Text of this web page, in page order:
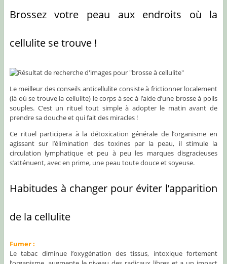
Brossez votre peau aux endroits où la
cellulite se trouve !
Le meilleur des conseils anticellulite consiste à frictionner localement
(là où se trouve la cellulite) le corps à sec à l’aide d’une brosse à poils
souples. C’est un rituel tout simple à adopter le matin avant de
prendre sa douche et qui fait des miracles !
Ce rituel participera à la détoxication générale de l’organisme en
agissant sur l’élimination des toxines par la peau, il stimule la
circulation lymphatique et peu à peu les marques disgracieuses
s’atténuent, avec en prime, une peau toute douce et soyeuse.
Habitudes à changer pour éviter l’apparition
de la cellulite
Fumer :
Le tabac diminue l’oxygénation des tissus, intoxique fortement